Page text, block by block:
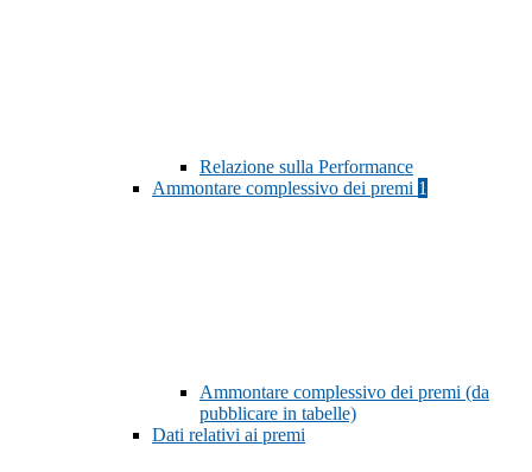
Relazione sulla Performance
Ammontare complessivo dei premi 1
Ammontare complessivo dei premi (da
pubblicare in tabelle)
Dati relativi ai premi